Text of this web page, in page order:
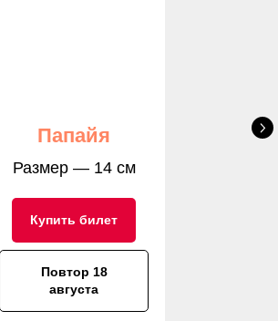
Папайя
Размер — 14 см
Купить билет
Повтор 18
августа